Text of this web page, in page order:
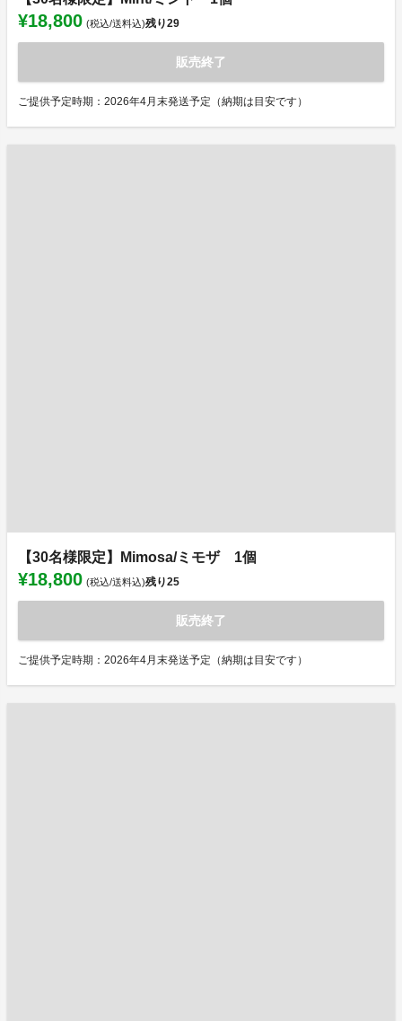
¥18,800 (税込/送料込)残り29
販売終了
ご提供予定時期：2026年4月末発送予定（納期は目安です）
【30名様限定】Mimosa/ミモザ 1個
¥18,800 (税込/送料込)残り25
販売終了
ご提供予定時期：2026年4月末発送予定（納期は目安です）